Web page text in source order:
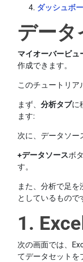
ダッシュボ
デー
マイオーバービュ
作成できます。
このチュートリア
まず、分析タブに
ます:
次に、データソー
+データソースボ
す。
また、分析で足
としているもので
1.
次の画面では、
てデータセットを